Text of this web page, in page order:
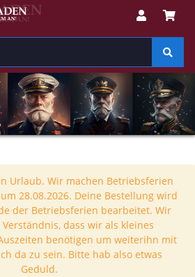
Urlaub. Wir machen Betriebsferien
28.08.2026. Deine Bestellung wird
der Betriebsferien bearbeitet. Wir
dass wir als kleines
benötigen um weiterihn mit
da zu sein. Bitte hab also etwas
Geduld.